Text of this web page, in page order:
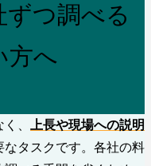
つ調べる
方へ
、
上長や現場への説明
タスクです。各社の料